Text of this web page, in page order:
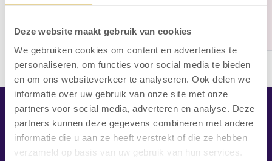
Deze website maakt gebruik van cookies
We gebruiken cookies om content en advertenties te
personaliseren, om functies voor social media te bieden
en om ons websiteverkeer te analyseren. Ook delen we
informatie over uw gebruik van onze site met onze
partners voor social media, adverteren en analyse. Deze
partners kunnen deze gegevens combineren met andere
informatie die u aan ze heeft verstrekt of die ze hebben
verzameld op basis van uw gebruik van hun services.
naarinfo@luckystrikebowling.nl.
Lucky Strike Bowling
Zeeweg 52